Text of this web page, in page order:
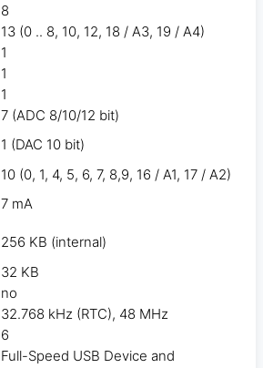
8
13 (0 .. 8, 10, 12, 18 / A3, 19 / A4)
1
1
1
7 (ADC 8/10/12 bit)
1 (DAC 10 bit)
10 (0, 1, 4, 5, 6, 7, 8,9, 16 / A1, 17 / A2)
7 mA
256 KB (internal)
32 KB
no
32.768 kHz (RTC), 48 MHz
6
Full-Speed USB Device and